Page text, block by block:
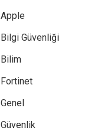
Apple
Bilgi Güvenliği
Bilim
Fortinet
Genel
Güvenlik